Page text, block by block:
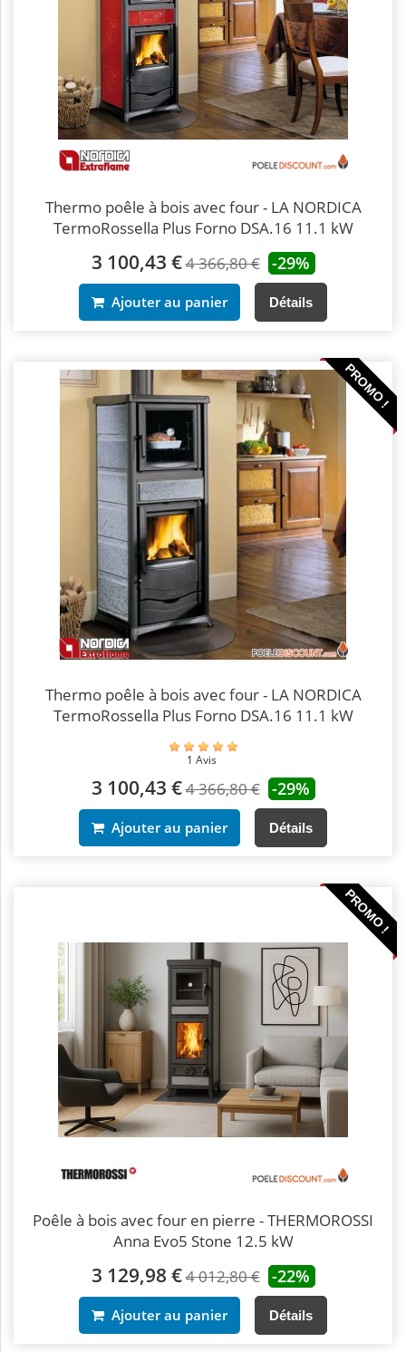
Thermo poêle à bois avec four - LA NORDICA
TermoRossella Plus Forno DSA.16 11.1 kW
3 100,43 €4 366,80 € -29%
Ajouter au panier Détails
PROMO !
Thermo poêle à bois avec four - LA NORDICA
TermoRossella Plus Forno DSA.16 11.1 kW
1 Avis
3 100,43 €4 366,80 € -29%
Ajouter au panier Détails
PROMO !
Poêle à bois avec four en pierre - THERMOROSSI
Anna Evo5 Stone 12.5 kW
3 129,98 €4 012,80 € -22%
Ajouter au panier Détails